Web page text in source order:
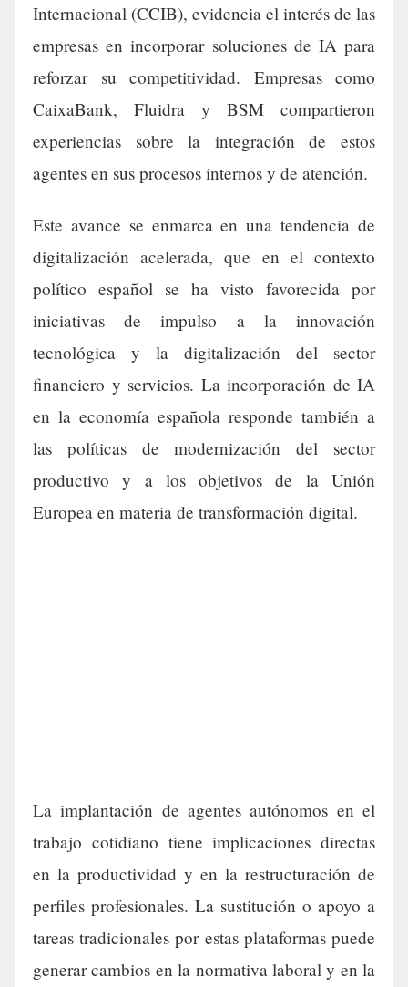
Internacional (CCIB), evidencia el interés de las
empresas en incorporar soluciones de IA para
reforzar su competitividad. Empresas como
CaixaBank, Fluidra y BSM compartieron
experiencias sobre la integración de estos
agentes en sus procesos internos y de atención.
Este avance se enmarca en una tendencia de
digitalización acelerada, que en el contexto
político español se ha visto favorecida por
iniciativas de impulso a la innovación
tecnológica y la digitalización del sector
financiero y servicios. La incorporación de IA
en la economía española responde también a
las políticas de modernización del sector
productivo y a los objetivos de la Unión
Europea en materia de transformación digital.
La implantación de agentes autónomos en el
trabajo cotidiano tiene implicaciones directas
en la productividad y en la restructuración de
perfiles profesionales. La sustitución o apoyo a
tareas tradicionales por estas plataformas puede
generar cambios en la normativa laboral y en la